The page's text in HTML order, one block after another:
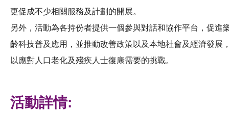
更促成不少相關服務及計劃的開展。
另外，活動為各持份者提供一個參與對話和協作平台，促進
齡科技普及應用，並推動改善政策以及本地社會及經濟發展
以應對人口老化及殘疾人士復康需要的挑戰。
活動詳情: